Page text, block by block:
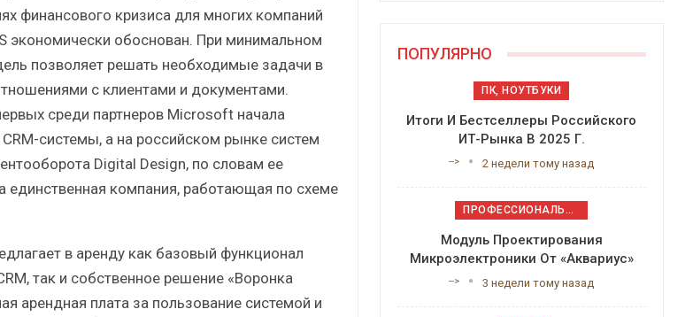
финансового кризиса для многих компаний
экономически обоснован. При минимальном
позволяет решать необходимые задачи в
с клиентами и документами.
среди партнеров Microsoft начала
CRM-системы, а на российском рынке систем
Digital Design, по словам ее
единственная компания, работающая по схеме
в аренду как базовый функционал
так и собственное решение «Воронка
арендная плата за пользование системой и
ПОПУЛЯРНО
ПК, НОУТБУКИ
Итоги И Бестселлеры Российского
ИТ-Рынка В 2025 Г.
--> 2 недели тому назад
ПРОФЕССИОНАЛЬНОЕ ПРИКЛАДНОЕ ПО
Модуль Проектирования
Микроэлектроники От «Аквариус»
--> 3 недели тому назад